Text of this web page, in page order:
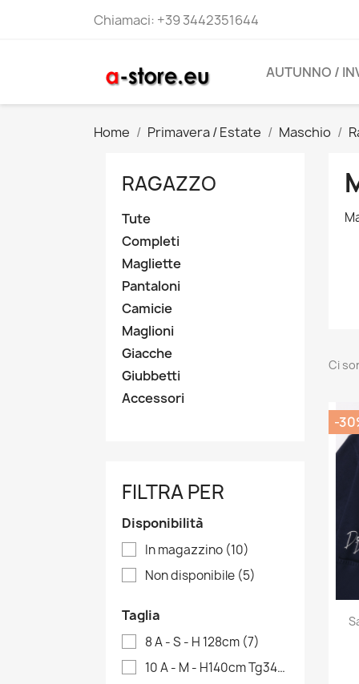
Chiamaci: +39 3442351644
AUTUNNO /
Home Primavera / Estate Maschio
RAGAZZO
Tute
Completi
Magliette
Pantaloni
Camicie
Maglioni
Giacche
Giubbetti
Accessori
FILTRA PER
Disponibilità
In magazzino (10)
Non disponibile (5)
Taglia
8 A - S - H 128cm (7)
10 A - M - H140cm Tg34(5)
Ci
-